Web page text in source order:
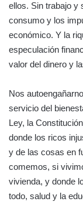
ellos. Sin trabajo y
consumo y los
económico. Y la
especulación
valor del dinero y
Nos
servicio del
Ley, la
donde los ricos
y de las cosas en
comemos, si
vivienda, y donde
todo, salud y la